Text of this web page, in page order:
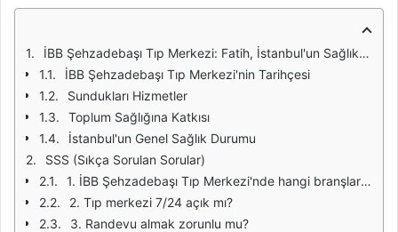
İBB Şehzadebaşı Tıp Merkezi: Fatih, İstanbul'un Sağlık Hizmetleri
İBB Şehzadebaşı Tıp Merkezi'nin Tarihçesi
Sundukları Hizmetler
Toplum Sağlığına Katkısı
İstanbul'un Genel Sağlık Durumu
SSS (Sıkça Sorulan Sorular)
1. İBB Şehzadebaşı Tıp Merkezi'nde hangi branşlarda hizmet verilmektedir?
2. Tıp merkezi 7/24 açık mı?
3. Randevu almak zorunlu mu?